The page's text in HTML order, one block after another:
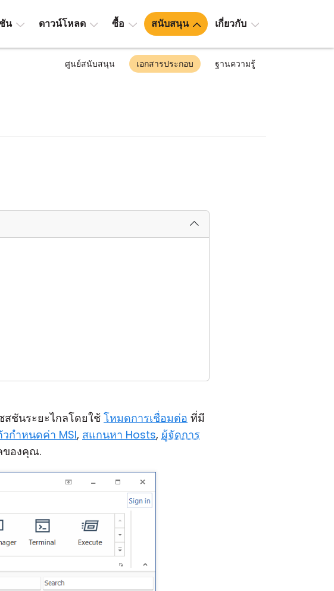
น ดาวน์โหลด ซื้อ สนับสนุน เกี่ยวกับ
ศูนย์สนับสนุน เอกสารประกอบ ฐานความรู้
สชันระยะไกลโดยใช้โหมดการเชื่อมต่อ ที่มี
วกำหนดค่า MSI, สแกนหา Hosts, ผู้จัดการ
ของคุณ.